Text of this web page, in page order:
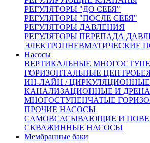
РЕГУЛЯТОРЫ "ДО СЕБЯ"
РЕГУЛЯТОРЫ "ПОСЛЕ СЕБЯ"
РЕГУЛЯТОРЫ ДАВЛЕНИЯ
РЕГУЛЯТОРЫ ПЕРЕПАДА
ЭЛЕКТРОПНЕВМАТИЧЕСКИЕ
Насосы
ВЕРТИКАЛЬНЫЕ
ГОРИЗОНТАЛЬНЫЕ
ИН-ЛАЙН /
КАНАЛИЗАЦИОННЫЕ И
МНОГОСТУПЕНЧАТЫЕ
ПРОЧИЕ НАСОСЫ
САМОВСАСЫВАЮЩИЕ И
СКВАЖИННЫЕ НАСОСЫ
Мембранные баки
Другие диаметры:
55204.00Ду2056846.00Ду25
74809.00Ду5080577.00Ду65
Ду100138802.00Ду125218243.00Ду150
404120.00Ду250546921.00Ду300
Характеристики
Доставка и оплата:
Похожие товары:
Описание
Рабочая среда:Вода, воздух, пар,
природный газ влажный,